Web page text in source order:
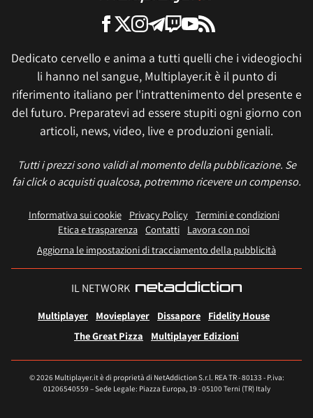
Dedicato cervello e anima a tutti quelli che i videogiochi
li hanno nel sangue, Multiplayer.it è il punto di
riferimento italiano per l'intrattenimento del presente e
del futuro. Preparatevi ad essere stupiti ogni giorno con
articoli, news, video, live e produzioni geniali.
Tutti i prezzi sono validi al momento della pubblicazione. Se
fai click o acquisti qualcosa, potremmo ricevere un compenso.
Informativa sui cookie Privacy Policy
Termini e condizioni
Etica e trasparenza Contatti
Lavora con noi
Aggiorna le impostazioni di tracciamento della pubblicità
IL NETWORK
Multiplayer Movieplayer Dissapore
Fidelity House
The Great Pizza
Multiplayer Edizioni
© 2026 Multiplayer.it è di proprietà di NetAddiction S.r.l. REA TR - 80133 - P.iva:
01206540559 – Sede Legale: Piazza Europa, 19 - 05100 Terni (TR) Italy